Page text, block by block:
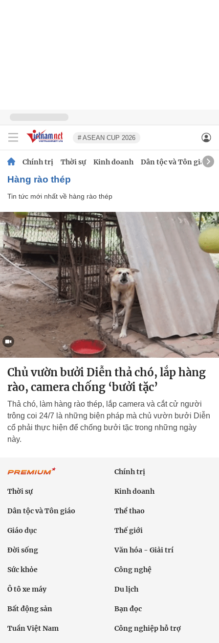
# ASEAN CUP 2026
Chính trị Thời sự Kinh doanh Dân tộc và Tôn giáo
hàng rào thép
Tin tức mới nhất về hàng rào thép
Chủ vườn bưởi Diễn thả chó, lắp hàng
rào, camera chống ‘bưởi tặc’
Thả chó, làm hàng rào thép, lắp camera và cắt cử người
trông coi 24/7 là những biện pháp mà chủ vườn bưởi Diễn
cổ phải thực hiện để chống bưởi tặc trong những ngày
này.
Chính trị
Thời sự Kinh doanh
Dân tộc và Tôn giáo Thể thao
Giáo dục Thế giới
Đời sống Văn hóa - Giải trí
Sức khỏe Công nghệ
Ô tô xe máy Du lịch
Bất động sản Bạn đọc
Tuần Việt Nam Công nghiệp hỗ trợ